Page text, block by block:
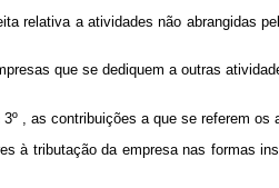
relativa a atividades não abrangidas
que se dediquem a outras
, as contribuições a que se referem
à tributação da empresa nas formas